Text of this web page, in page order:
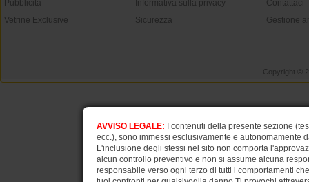
Pubblicità
Vetrine Exclusive
Informativa sulla privacy
Sicurezza
Contattaci
Gestione
Copyright ©
AVVISO LEGALE: I contenuti della presente sezione
ecc.), sono immessi esclusivamente e autonomamente
L'inclusione degli stessi nel sito non comporta
alcun controllo preventivo e non si assume alcuna
responsabile verso ogni terzo di tutti i comportamenti